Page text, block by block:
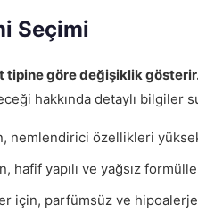
Seçimi
tipine göre değişiklik
hakkında detaylı bilgiler
nemlendirici özellikleri
hafif yapılı ve yağsız
için, parfümsüz ve